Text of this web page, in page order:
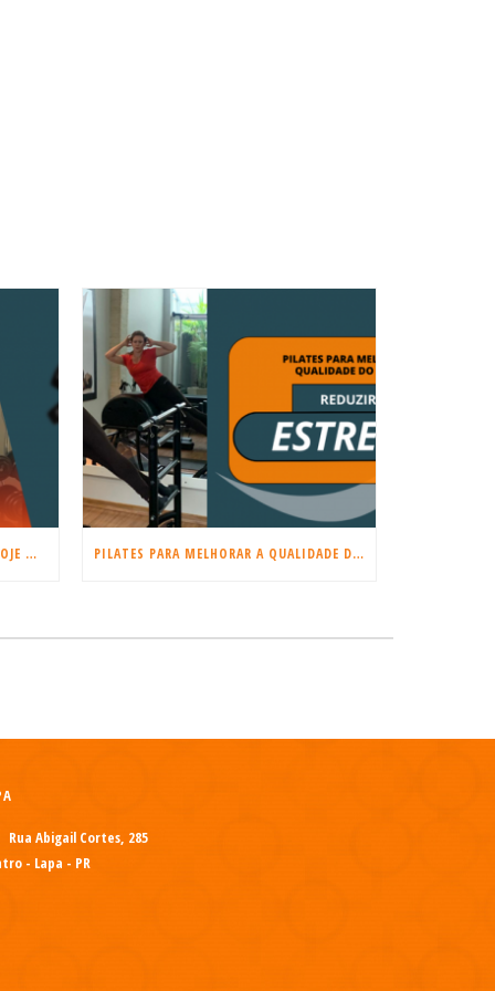
COMEÇE A TREINAR MUSCULAÇÃO HOJE MESMO! PILATES PARA MELHORAR A QUALIDADE DO SONO E REDUZIR O ESTRESSE
Rua Abigail Cortes, 285
- Lapa - PR